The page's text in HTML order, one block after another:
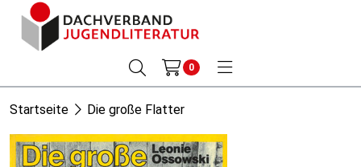
0
Startseite Die große Flatter